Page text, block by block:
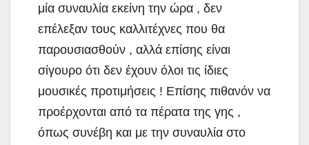
μία συναυλία εκείνη την ώρα , δεν
επέλεξαν τους καλλιτέχνες που θα
παρουσιασθούν , αλλά επίσης είναι
σίγουρο ότι δεν έχουν όλοι τις ίδιες
μουσικές προτιμήσεις ! Επίσης πιθανόν να
προέρχονται από τα πέρατα της γης ,
όπως συνέβη και με την συναυλία στο